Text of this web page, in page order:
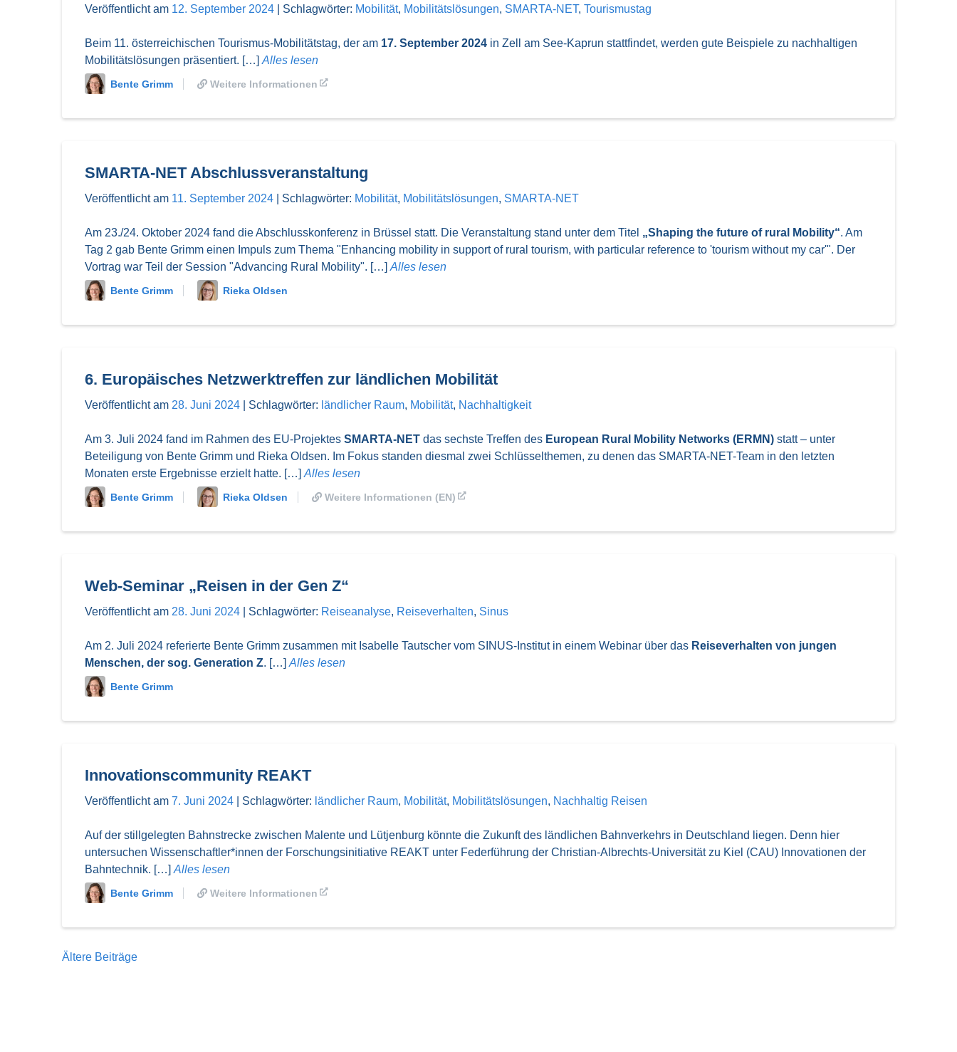
Veröffentlicht am 12. September 2024 Schlagwörter: Mobilität, Mobilitätslösungen, SMARTA-NET, Tourismustag
Beim 11. österreichischen Tourismus-Mobilitätstag, der am 17. September 2024 in Zell am See-Kaprun stattfindet, werden gute Beispiele zu nachhaltigen
Mobilitätslösungen präsentiert. […] Alles lesen
Bente Grimm Weitere Informationen
SMARTA-NET Abschlussveranstaltung
Veröffentlicht am 11. September 2024 Schlagwörter: Mobilität, Mobilitätslösungen, SMARTA-NET
Am 23./24. Oktober 2024 fand dieAbschlusskonferenz in Brüssel statt. Die Veranstaltung stand unter dem Titel „Shaping the future of rural Mobility“. Am
Tag 2 gab Bente Grimm einen Impuls zum Thema "Enhancing mobility in support of rural tourism, with particular reference to 'tourism without my car'". Der
Vortrag war Teil der Session "Advancing Rural Mobility". […] Alles lesen
Bente Grimm Rieka Oldsen
6. Europäisches Netzwerktreffen zur ländlichen Mobilität
Veröffentlicht am 28. Juni 2024 Schlagwörter: ländlicher Raum, Mobilität, Nachhaltigkeit
Am 3. Juli 2024 fand im Rahmen des EU-Projektes SMARTA-NET das sechste Treffen des European Rural Mobility Networks (ERMN) statt – unter
Beteiligung von Bente Grimm und Rieka Oldsen. Im Fokus standen diesmal zwei Schlüsselthemen, zu denen das SMARTA-NET-Team in den letzten
Monaten erste Ergebnisse erzielt hatte. […] Alles lesen
Bente Grimm Rieka Oldsen Weitere Informationen (EN)
Web-Seminar „Reisen in der Gen Z“
Veröffentlicht am 28. Juni 2024 Schlagwörter: Reiseanalyse, Reiseverhalten, Sinus
Am 2. Juli 2024 referierte Bente Grimm zusammen mit Isabelle Tautscher vom SINUS-Institut in einem Webinar über das Reiseverhalten von jungen
Menschen, der sog. Generation Z. […] Alles lesen
Bente Grimm
Innovationscommunity REAKT
Veröffentlicht am 7. Juni 2024 Schlagwörter: ländlicher Raum, Mobilität, Mobilitätslösungen, Nachhaltig Reisen
Auf der stillgelegten Bahnstrecke zwischen Malente und Lütjenburg könnte die Zukunft des ländlichen Bahnverkehrs in Deutschland liegen. Denn hier
untersuchen Wissenschaftler*innen der Forschungsinitiative REAKT unter Federführung der Christian-Albrechts-Universität zu Kiel (CAU) Innovationen der
Bahntechnik. […] Alles lesen
Bente Grimm Weitere Informationen
Beitragsnavigation
Ältere Beiträge